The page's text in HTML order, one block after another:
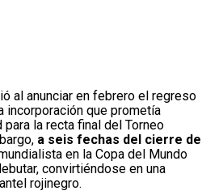
al anunciar en febrero el regreso
incorporación que prometía
la recta final del Torneo
a seis fechas del cierre de
en la Copa del Mundo
convirtiéndose en una
rojinegro.